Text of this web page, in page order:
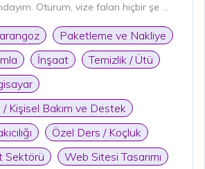
Oturum, vize falan hiçbir şe ...
Paketleme ve Nakliye
İnşaat
Temizlik / Ütü
/ Kişisel Bakım ve Destek
Özel Ders / Koçluk
Sektörü
Web Sitesi Tasarımı